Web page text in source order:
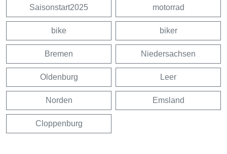
Saisonstart2025 motorrad
bike biker
Bremen Niedersachsen
Oldenburg Leer
Norden Emsland
Cloppenburg